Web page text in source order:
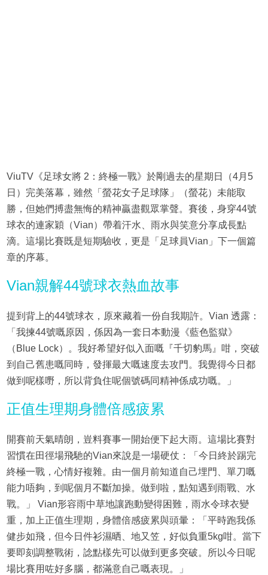
ViuTV《足球女將 2：終極一戰》於剛過去的星期日（4月5
日）完美落幕，雖然「螢花女子足球隊」（螢花）未能取
勝，但她們搏盡無悔的精神贏盡觀眾掌聲。賽後，身穿44號
球衣的連家穎（Vian）帶着汗水、雨水與笑意分享成長點
滴。這場比賽既是短期驗收，更是「足球員Vian」下一個篇
章的序幕。
Vian親解44號球衣熱血故事
提到背上的44號球衣，原來藏着一份自我期許。Vian 透露：
「我揀44號嘅原因，係因為一套日本動漫《藍色監獄》
（Blue Lock）。我好希望好似入面嘅『千切豹馬』咁，突破
到自己舊患嘅同時，發揮最大嘅速度去攻門。我覺得今日都
做到呢樣嘢，所以背負住呢個號碼同精神係成功嘅。」
正值生理期身體倍感疲累
開賽前天氣晴朗，豈料賽事一開始便下起大雨。這場比賽對
習慣在田徑場飛馳的Vian來說是一場硬仗：「今日終於踢完
終極一戰，心情好複雜。由一個月前知道自己埋門、單刀嘅
能力唔夠，到呢個月不斷加操。做到啦，點知遇到雨戰、水
戰。」 Vian形容雨中草地讓跑動變得困難，雨水令球衣變
重，加上正值生理期，身體倍感疲累與頭暈：「平時跑我係
健步如飛，但今日件衫濕晒、地又笠，好似負重5kg咁。當下
要即刻調整戰術，諗點樣先可以做到更多突破。所以今日呢
場比賽用咗好多腦，都滿意自己嘅表現。」